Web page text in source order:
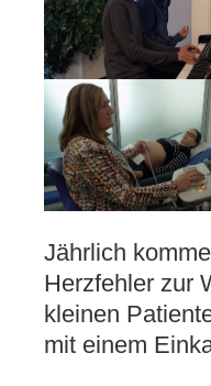
Jährlich
Herzfehler zur
kleinen
mit einem